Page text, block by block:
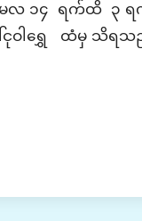
လ ၁၄ ရက်ထိ ၃ ရ
ါ်ငုဝါရွှေ ထံမှ သိရသ